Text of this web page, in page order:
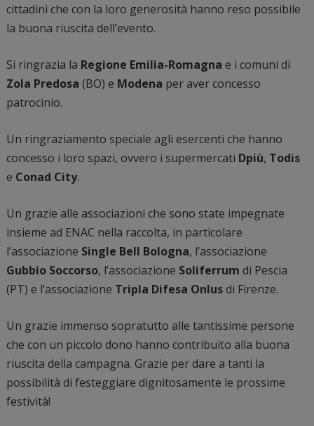
cittadini che con la loro generosità hanno reso possibile
la buona riuscita dell’evento.
Si ringrazia la Regione Emilia-Romagna e i comuni di
Zola Predosa (BO) e Modena per aver concesso
patrocinio.
Un ringraziamento speciale agli esercenti che hanno
concesso i loro spazi, ovvero i supermercati Dpiù, Todis
e Conad City.
Un grazie alle associazioni che sono state impegnate
insieme ad ENAC nella raccolta, in particolare
l’associazione Single Bell Bologna, l’associazione
Gubbio Soccorso, l’associazione Soliferrum di Pescia
(PT) e l’associazione Tripla Difesa Onlusdi Firenze.
Un grazie immenso sopratutto alle tantissime persone
che con un piccolo dono hanno contribuito alla buona
riuscita della campagna. Grazie per dare a tanti la
possibilità di festeggiare dignitosamente le prossime
festività!